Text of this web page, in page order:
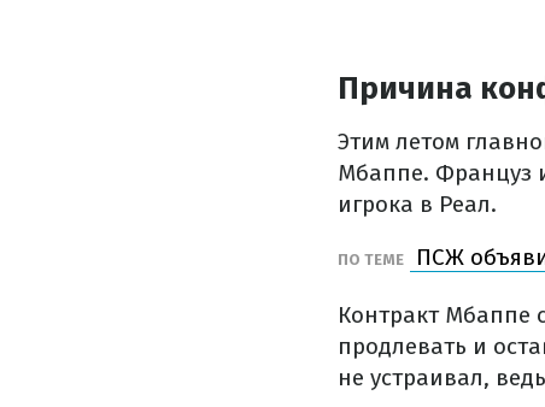
Причина
Этим летом
Мбаппе. Француз
игрока в Реал.
ПО ТЕМЕ ПСЖ
Контракт Мбаппе
продлевать и
не устраивал,